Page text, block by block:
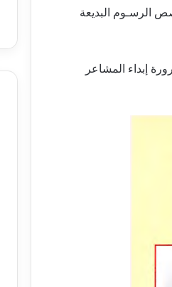
الرسـوم البديعة
إبداء المشاعر